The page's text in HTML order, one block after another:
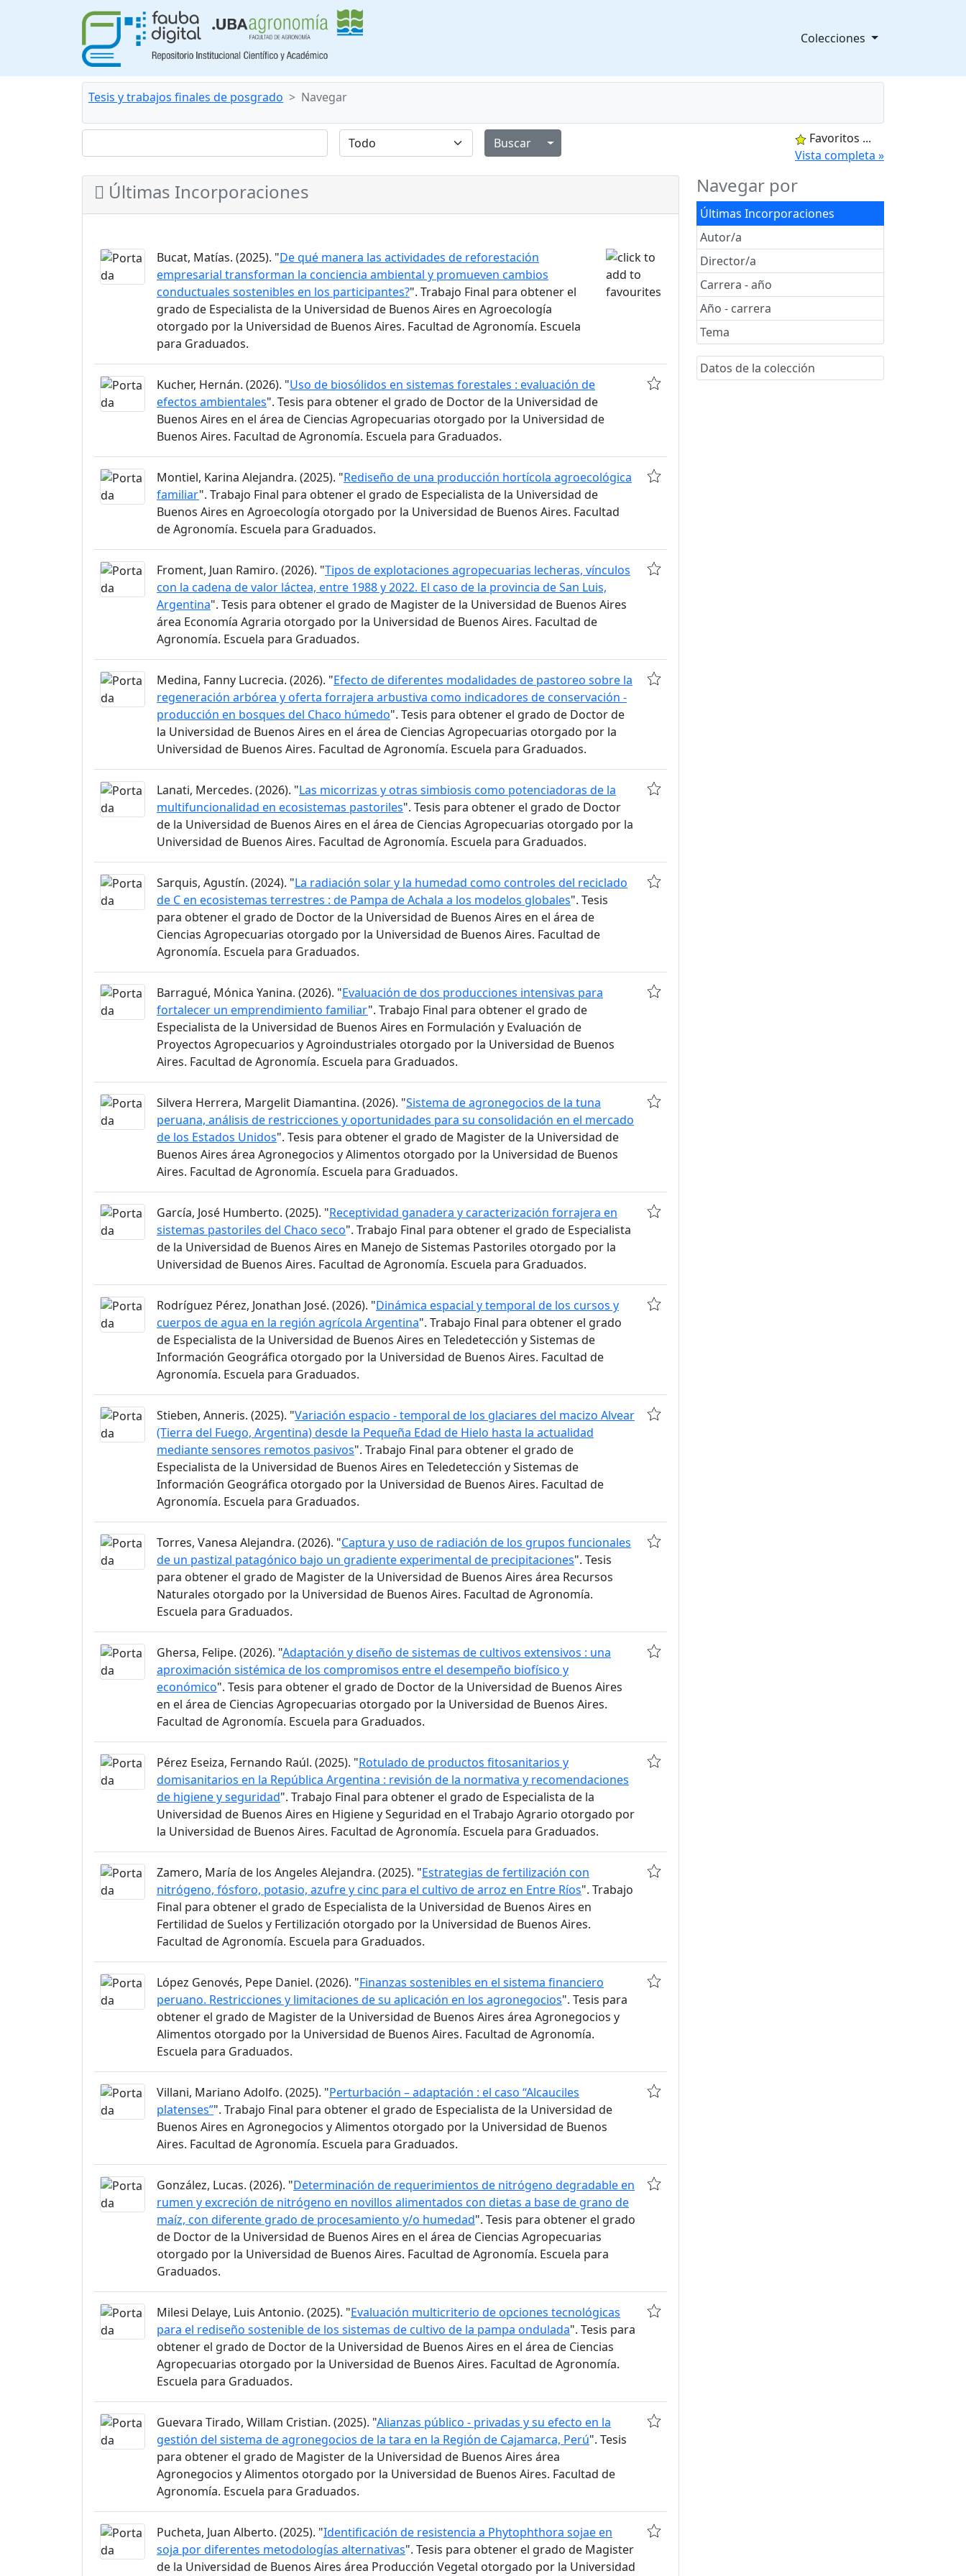
Colecciones
Tesis y trabajos finales de posgrado Navegar
Alternar menú desplegable
Favoritos ...
Vista completa »
Navegar por
Últimas Incorporaciones
Autor/a
Director/a
Carrera - año
Año - carrera
Tema
Datos de la colección
Últimas Incorporaciones
Bucat, Matías. (2025). "De qué manera las actividades de reforestación
empresarial transforman la conciencia ambiental y promueven cambios
conductuales sostenibles en los participantes?". Trabajo Final para obtener el
grado de Especialista de la Universidad de Buenos Aires en Agroecología
otorgado por la Universidad de Buenos Aires. Facultad de Agronomía. Escuela
para Graduados.
Kucher, Hernán. (2026). "Uso de biosólidos en sistemas forestales : evaluación de
efectos ambientales". Tesis para obtener el grado de Doctor de la Universidad de
Buenos Aires en el área de Ciencias Agropecuarias otorgado por la Universidad de
Buenos Aires. Facultad de Agronomía. Escuela para Graduados.
Montiel, Karina Alejandra. (2025). "Rediseño de una producción hortícola agroecológica
familiar". Trabajo Final para obtener el grado de Especialista de la Universidad de
Buenos Aires en Agroecología otorgado por la Universidad de Buenos Aires. Facultad
de Agronomía. Escuela para Graduados.
Froment, Juan Ramiro. (2026). "Tipos de explotaciones agropecuarias lecheras, vínculos
con la cadena de valor láctea, entre 1988 y 2022. El caso de la provincia de San Luis,
Argentina". Tesis para obtener el grado de Magister de la Universidad de Buenos Aires
área Economía Agraria otorgado por la Universidad de Buenos Aires. Facultad de
Agronomía. Escuela para Graduados.
Medina, Fanny Lucrecia. (2026). "Efecto de diferentes modalidades de pastoreo sobre la
regeneración arbórea y oferta forrajera arbustiva como indicadores de conservación -
producción en bosques del Chaco húmedo". Tesis para obtener el grado de Doctor de
la Universidad de Buenos Aires en el área de Ciencias Agropecuarias otorgado por la
Universidad de Buenos Aires. Facultad de Agronomía. Escuela para Graduados.
Lanati, Mercedes. (2026). "Las micorrizas y otras simbiosis como potenciadoras de la
multifuncionalidad en ecosistemas pastoriles". Tesis para obtener el grado de Doctor
de la Universidad de Buenos Aires en el área de Ciencias Agropecuarias otorgado por la
Universidad de Buenos Aires. Facultad de Agronomía. Escuela para Graduados.
Sarquis, Agustín. (2024). "La radiación solar y la humedad como controles del reciclado
de C en ecosistemas terrestres : de Pampa de Achala a los modelos globales". Tesis
para obtener el grado de Doctor de la Universidad de Buenos Aires en el área de
Ciencias Agropecuarias otorgado por la Universidad de Buenos Aires. Facultad de
Agronomía. Escuela para Graduados.
Barragué, Mónica Yanina. (2026). "Evaluación de dos producciones intensivas para
fortalecer un emprendimiento familiar". Trabajo Final para obtener el grado de
Especialista de la Universidad de Buenos Aires en Formulación y Evaluación de
Proyectos Agropecuarios y Agroindustriales otorgado por la Universidad de Buenos
Aires. Facultad de Agronomía. Escuela para Graduados.
Silvera Herrera, Margelit Diamantina. (2026). "Sistema de agronegocios de la tuna
peruana, análisis de restricciones y oportunidades para su consolidación en el mercado
de los Estados Unidos". Tesis para obtener el grado de Magister de la Universidad de
Buenos Aires área Agronegocios y Alimentos otorgado por la Universidad de Buenos
Aires. Facultad de Agronomía. Escuela para Graduados.
García, José Humberto. (2025). "Receptividad ganadera y caracterización forrajera en
sistemas pastoriles del Chaco seco". Trabajo Final para obtener el grado de Especialista
de la Universidad de Buenos Aires en Manejo de Sistemas Pastoriles otorgado por la
Universidad de Buenos Aires. Facultad de Agronomía. Escuela para Graduados.
Rodríguez Pérez, Jonathan José. (2026). "Dinámica espacial y temporal de los cursos y
cuerpos de agua en la región agrícola Argentina". Trabajo Final para obtener el grado
de Especialista de la Universidad de Buenos Aires en Teledetección y Sistemas de
Información Geográfica otorgado por la Universidad de Buenos Aires. Facultad de
Agronomía. Escuela para Graduados.
Stieben, Anneris. (2025). "Variación espacio - temporal de los glaciares del macizo Alvear
(Tierra del Fuego, Argentina) desde la Pequeña Edad de Hielo hasta la actualidad
mediante sensores remotos pasivos". Trabajo Final para obtener el grado de
Especialista de la Universidad de Buenos Aires en Teledetección y Sistemas de
Información Geográfica otorgado por la Universidad de Buenos Aires. Facultad de
Agronomía. Escuela para Graduados.
Torres, Vanesa Alejandra. (2026). "Captura y uso de radiación de los grupos funcionales
de un pastizal patagónico bajo un gradiente experimental de precipitaciones". Tesis
para obtener el grado de Magister de la Universidad de Buenos Aires área Recursos
Naturales otorgado por la Universidad de Buenos Aires. Facultad de Agronomía.
Escuela para Graduados.
Ghersa, Felipe. (2026). "Adaptación y diseño de sistemas de cultivos extensivos : una
aproximación sistémica de los compromisos entre el desempeño biofísico y
económico". Tesis para obtener el grado de Doctor de la Universidad de Buenos Aires
en el área de Ciencias Agropecuarias otorgado por la Universidad de Buenos Aires.
Facultad de Agronomía. Escuela para Graduados.
Pérez Eseiza, Fernando Raúl. (2025). "Rotulado de productos fitosanitarios y
domisanitarios en la República Argentina : revisión de la normativa y recomendaciones
de higiene y seguridad". Trabajo Final para obtener el grado de Especialista de la
Universidad de Buenos Aires en Higiene y Seguridad en el Trabajo Agrario otorgado por
la Universidad de Buenos Aires. Facultad de Agronomía. Escuela para Graduados.
Zamero, María de los Angeles Alejandra. (2025). "Estrategias de fertilización con
nitrógeno, fósforo, potasio, azufre y cinc para el cultivo de arroz en Entre Ríos". Trabajo
Final para obtener el grado de Especialista de la Universidad de Buenos Aires en
Fertilidad de Suelos y Fertilización otorgado por la Universidad de Buenos Aires.
Facultad de Agronomía. Escuela para Graduados.
López Genovés, Pepe Daniel. (2026). "Finanzas sostenibles en el sistema financiero
peruano. Restricciones y limitaciones de su aplicación en los agronegocios". Tesis para
obtener el grado de Magister de la Universidad de Buenos Aires área Agronegocios y
Alimentos otorgado por la Universidad de Buenos Aires. Facultad de Agronomía.
Escuela para Graduados.
Villani, Mariano Adolfo. (2025). "Perturbación – adaptación : el caso “Alcauciles
platenses”". Trabajo Final para obtener el grado de Especialista de la Universidad de
Buenos Aires en Agronegocios y Alimentos otorgado por la Universidad de Buenos
Aires. Facultad de Agronomía. Escuela para Graduados.
González, Lucas. (2026). "Determinación de requerimientos de nitrógeno degradable en
rumen y excreción de nitrógeno en novillos alimentados con dietas a base de grano de
maíz, con diferente grado de procesamiento y/o humedad". Tesis para obtener el grado
de Doctor de la Universidad de Buenos Aires en el área de Ciencias Agropecuarias
otorgado por la Universidad de Buenos Aires. Facultad de Agronomía. Escuela para
Graduados.
Milesi Delaye, Luis Antonio. (2025). "Evaluación multicriterio de opciones tecnológicas
para el rediseño sostenible de los sistemas de cultivo de la pampa ondulada". Tesis para
obtener el grado de Doctor de la Universidad de Buenos Aires en el área de Ciencias
Agropecuarias otorgado por la Universidad de Buenos Aires. Facultad de Agronomía.
Escuela para Graduados.
Guevara Tirado, Willam Cristian. (2025). "Alianzas público - privadas y su efecto en la
gestión del sistema de agronegocios de la tara en la Región de Cajamarca, Perú". Tesis
para obtener el grado de Magister de la Universidad de Buenos Aires área
Agronegocios y Alimentos otorgado por la Universidad de Buenos Aires. Facultad de
Agronomía. Escuela para Graduados.
Pucheta, Juan Alberto. (2025). "Identificación de resistencia a Phytophthora sojae en
soja por diferentes metodologías alternativas". Tesis para obtener el grado de Magister
de la Universidad de Buenos Aires área Producción Vegetal otorgado por la Universidad